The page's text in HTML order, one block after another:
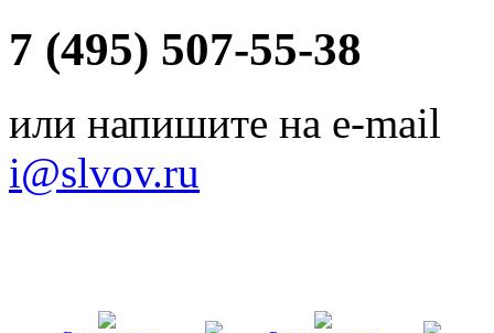
7 (495) 507-55-38
или напишите на e-mail
i@slvov.ru